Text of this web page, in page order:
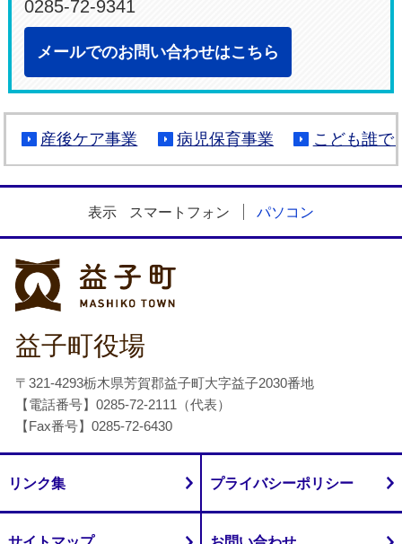
0285-72-9341
メールでのお問い合わせはこちら
産後ケア事業 病児保育事業 こども誰で
表示 スマートフォン パソコン
益子町役場
〒321-4293栃木県芳賀郡益子町大字益子2030番地
【電話番号】0285-72-2111（代表）
【Fax番号】0285-72-6430
リンク集 プライバシーポリシー